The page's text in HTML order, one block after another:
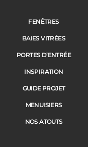
Suivant
travaux
FENÊTRES
BAIES VITRÉES
PORTES D’ENTRÉE
INSPIRATION
GUIDE PROJET
MENUISIERS
NOS ATOUTS